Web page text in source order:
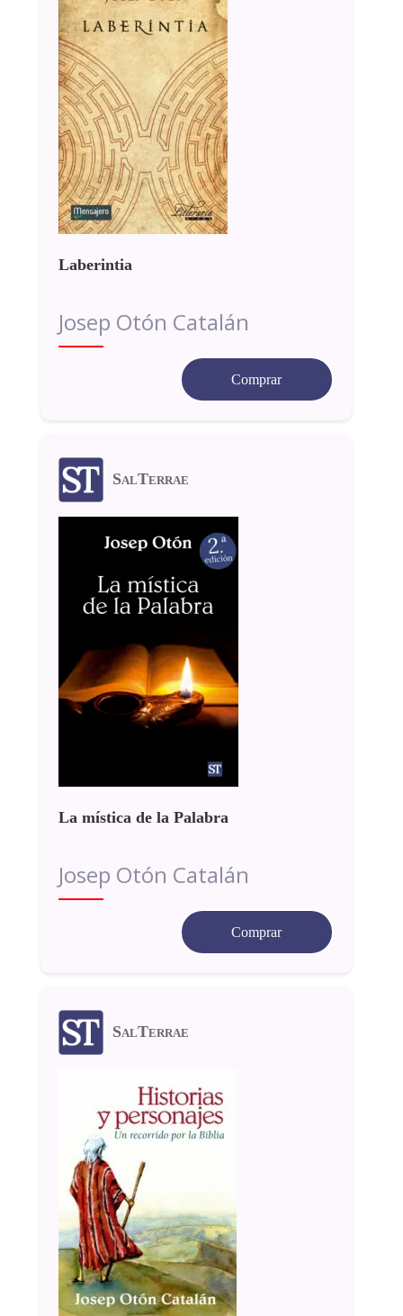
Laberintia
Josep Otón Catalán
Comprar
SalTerrae
La mística de la Palabra
Josep Otón Catalán
Comprar
SalTerrae